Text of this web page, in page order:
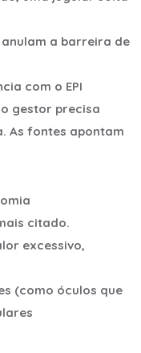
a barreira de
com o EPI
gestor precisa
As fontes apontam
citado.
excessivo,
(como óculos que